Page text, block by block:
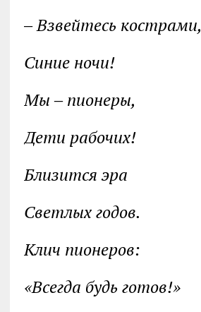
‒ Взвейтесь кострами,
Синие ночи!
Мы ‒ пионеры,
Дети рабочих!
Близится эра
Светлых годов.
Клич пионеров:
«Всегда будь готов!»